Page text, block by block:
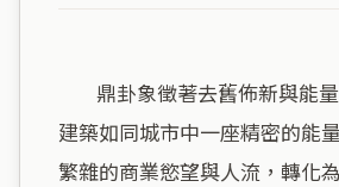
建築如同城市中一座精密的能
繁雜的商業慾望與人流，轉化